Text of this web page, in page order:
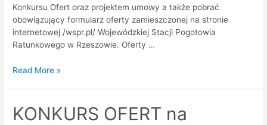
Konkursu Ofert oraz projektem umowy a także pobrać
obowiązujący formularz oferty zamieszczonej na stronie
internetowej /wspr.pl/ Wojewódzkiej Stacji Pogotowia
Ratunkowego w Rzeszowie. Oferty …
Read More »
KONKURS OFERT na